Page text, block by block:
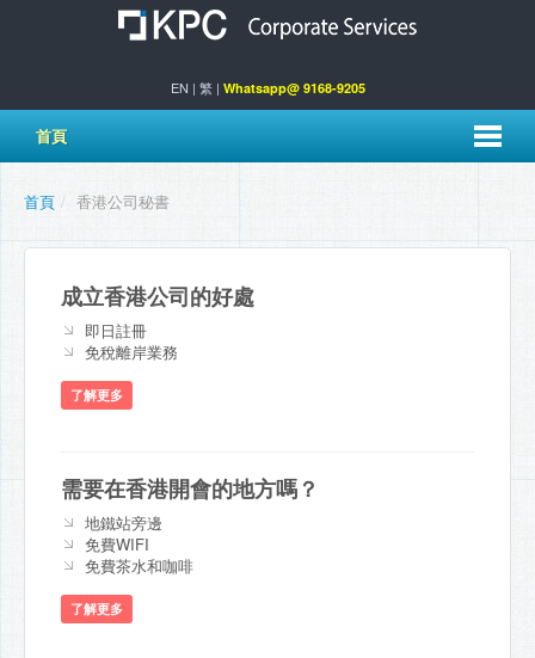
EN | 繁| Whatsapp@ 9168-9205
首頁
首頁 / 香港公司秘書
成立香港公司的好處
即日註冊
免稅離岸業務
了解更多
需要在香港開會的地方嗎？
地鐵站旁邊
免費WIFI
免費茶水和咖啡
了解更多